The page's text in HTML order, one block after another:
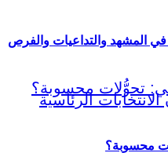
في المشهد والتداعيات والفرص
محسوبة؟